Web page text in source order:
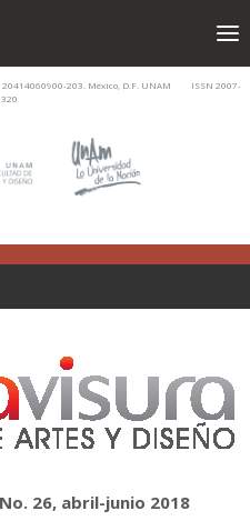
203. México, D.F. UNAM ISSN 2007-
26, abril-junio 2018